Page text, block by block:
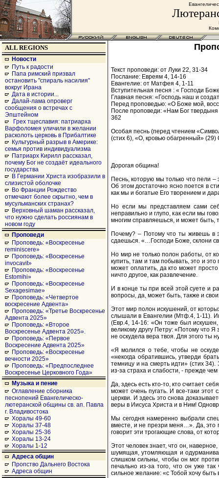
ALL REGIONS
Новости
Путь к радости
Папа римский призвал
остановить "спираль насилия"
вокруг Ирана
Дата в истории...
Далай-лама опроверг
сообщения о встречах с
Эпштейном
Грех тщеславия: патриарха
Варфоломея уличили в желании
расколоть церковь в Прибалтике
Культурный разрыв в Америке:
семья против индивидуализма
Патриарх Кирилл рассказал,
почему Бог не создаёт идеального
государства
В Германии Христа изобразили в
слизистой оболочке
Во Франции Рождество
отмечают более скрытно, чем в
мусульманских странах?
Верховный шаман рассказал,
что нужно сделать россиянам в
новом году
Проповеди
Проповедь: «Воскресенье
reminiscere»
Проповедь: «Воскресенье
invocavit»
Проповедь: «Воскресенье
Estomihi»
Проповедь: «Воскресенье
Sexagesimae»
Проповедь: «Четвертое
воскресение Адвента»
Проповедь: «Третье Воскресенье
Адвента 2025»
Проповедь: «Второе
Воскресенье Адвента 2025».
Проповедь: «Первое
Воскресение Адвента 2025»
Проповедь: «Воскресенье
вечности 2025»
Проповедь: «Предпоследнее
Воскресенье Церковного Года»
Музыка и пение
Оглавление сборника
песнопений Евангелическо-
лютеранской общины св. ап. Павла
г. Владивостока
Хоралы 49-60
Хоралы 37-48
Хоралы 25-36
Хоралы 13-24
Хоралы 1-12
Адреса общин
Пропство Дальнего Востока
Адреса общин
Текст проповеди: от Луки 22, 31-34
Послание: Евреям 4, 14-16
Евангелие: от Матфея 4, 1-11
Вступительная песня : « Господи
Главная песня: «Господь наш и
Перед проповедью: «О Боже мой,
После проповеди: «Нам Бог
362
Особая песнь (перед чтением
(стих 6), «О, кровью обагренный» (29)
Дорогая община!
Песнь, которую мы только что пели
Об этом достаточно ясно поется в
как мы и богатые Его творением и
Но если мы представляем сами
неправильно и глупо, как если мы
многим справляешься, и может быть,
Почему? – Потому что ты живешь в
сдаешься. «…Господи Боже, склони
Но мир не только полон работы, от
купить, там и там побывать, это и
может оплатить, да кто может
ничто другое, как развлечение.
И в конце ты при всей этой суете и
вопросы, да, может быть, также и
Этот мир полон искушений, от
слышали в Евангелии (Мтф.4, 1-11).
(Евр.4, 14-16: «Он тоже был искушен,
великому другу Петру: «Потому что
не оскудела вера твоя. Для этого ты
«Я молился о тебе, чтобы не
«некогда обратившись, утверди
темницу и на смерть идти» (стих 34).
из-за страха и слабости, - прежде
Да, здесь есть кто-то, кто считает
может очень пугать. И все-таки
церкви. И здесь это снова
веры в Иисуса Христа и в Ним!
Мы сегодня намеренно выбрали
вместе, и не презри меня…». Да, это
говорит эти трогающие слова, от
Этот человек знает, что он,
шумящая, утомляющая и
слишком сильны, чтобы он мог
печально из-за того, что он уже
сильное желание: «с Тобой хочу